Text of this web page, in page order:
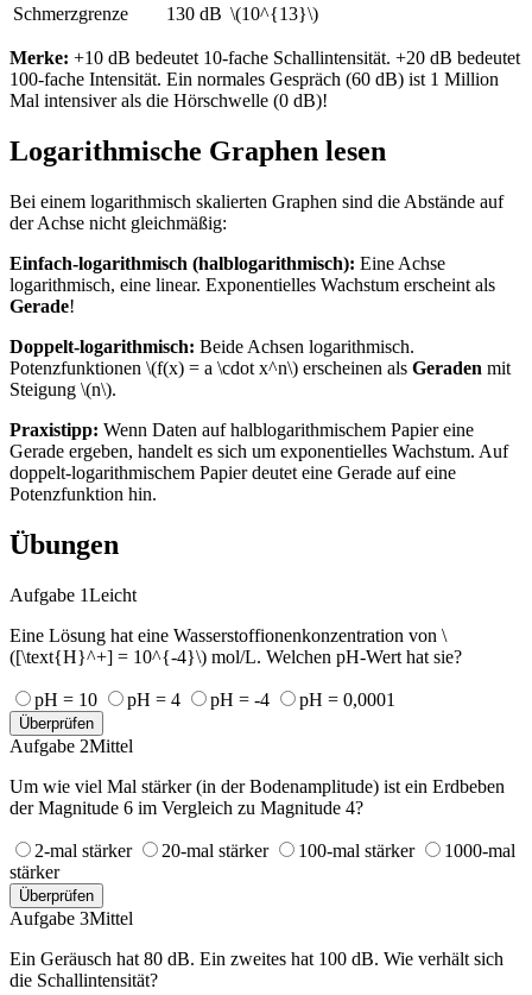
Schmerzgrenze
130 dB \(10^{13}\)
Merke: +10 dB bedeutet 10-fache Schallintensität. +20 dB bedeutet
100-fache Intensität. Ein normales Gespräch (60 dB) ist 1 Million
Mal intensiver als die Hörschwelle (0 dB)!
Logarithmische Graphen lesen
Bei einem logarithmisch skalierten Graphen sind die Abstände auf
der Achse nicht gleichmäßig:
Einfach-logarithmisch (halblogarithmisch): Eine Achse
logarithmisch, eine linear. Exponentielles Wachstum erscheint als
Gerade!
Doppelt-logarithmisch: Beide Achsen logarithmisch.
Potenzfunktionen \(f(x) = a \cdot x^n\) erscheinen als Geraden mit
Steigung \(n\).
Praxistipp: Wenn Daten auf halblogarithmischem Papier eine
Gerade ergeben, handelt es sich um exponentielles Wachstum. Auf
doppelt-logarithmischem Papier deutet eine Gerade auf eine
Potenzfunktion hin.
Übungen
Aufgabe 1Leicht
Eine Lösung hat eine Wasserstoffionenkonzentration von \
([\text{H}^+] = 10^{-4}\) mol/L. Welchen pH-Wert hat sie?
pH = 10 pH = 4 pH = -4 pH = 0,0001
Überprüfen
Aufgabe 2Mittel
Um wie viel Mal stärker (in der Bodenamplitude) ist ein Erdbeben
der Magnitude 6 im Vergleich zu Magnitude 4?
2-mal stärker 20-mal stärker 100-mal stärker
1000-mal
stärker
Überprüfen
Aufgabe 3Mittel
Ein Geräusch hat 80 dB. Ein zweites hat 100 dB. Wie verhält sich
die Schallintensität?